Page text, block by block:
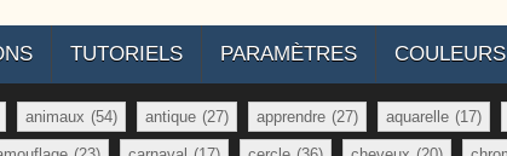
TUTORIELS PARAMÈTRES COULEURS
animaux (54) antique (27) apprendre (27) aquarelle (17)